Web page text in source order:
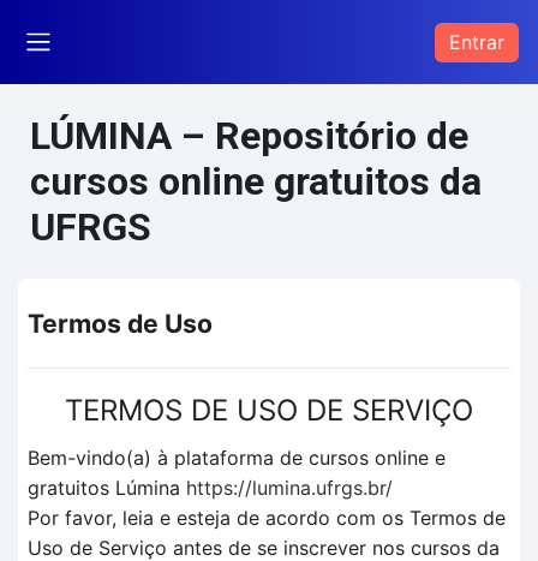
Entrar
LÚMINA – Repositório de
cursos online gratuitos da
UFRGS
Termos de Uso
TERMOS DE USO DE SERVIÇO
Bem-vindo(a) à plataforma de cursos online e
gratuitos Lúmina https://lumina.ufrgs.br/
Por favor, leia e esteja de acordo com os Termos de
Uso de Serviço antes de se inscrever nos cursos da